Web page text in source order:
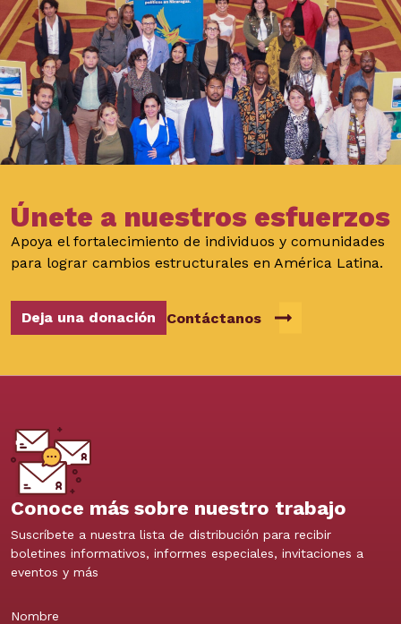
Únete a nuestros esfuerzos
Apoya el fortalecimiento de individuos y comunidades
para lograr cambios estructurales en América Latina.
Deja una donación Contáctanos
Conoce más sobre nuestro trabajo
Suscríbete a nuestra lista de distribución para recibir
boletines informativos, informes especiales, invitaciones a
eventos y más